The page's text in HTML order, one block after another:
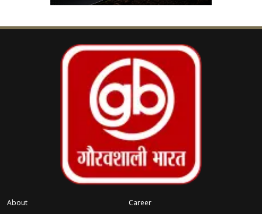
घटना के बाद शुरुआती दौर में मामला सामान्य हत्या का
प्रतीत हो रहा था, लेकिन पुलिस ने तकनीकी साक्ष्यों,
मोबाइल कॉल डिटेल, सीसीटीवी फुटेज और संदिग्धों से
पूछताछ के आधार पर जांच को आगे बढ़ाया। जांच के दौरान
कई ऐसे तथ्य सामने आए जिन्होंने पुलिस का शक मृतक की
पत्नी पर गहरा कर दिया। इसके बाद पुलिस ने सख्ती से
पूछताछ की तो पूरे षड्यंत्र का खुलासा हो गया।
पुलिस के अनुसार, पत्नी ने अपने परिचित लोगों की मदद से
गतिविधियों पर नजर रखी और फिर मौका देखकर उसे मौत
About
Career